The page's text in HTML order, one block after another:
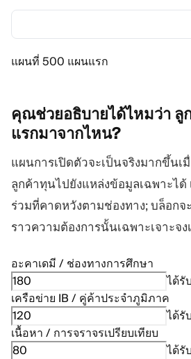
แผนที่ 500 แผนแรก
คุณช่วยอธิบายได้ไหมว่า
แรกมาจากไหน?
แผนการเปิดตัวจะเป็นจริงมากขึ้นเ
ลูกค้าทุนไปยังแหล่งข้อมูลเฉพาะไ
ร่วมที่คาดหวังตามช่องทาง; บล็อกจ
ราวความต้องการนั้นเฉพาะเจาะจง
อะคาเดมี / ช่องทางการศึกษา
ได้รั
เครือข่าย IB / คู่ค้าประจำภูมิภาค
ได้รั
เนื้อหา / การจราจรเปรียบเทียบ
ได้รั